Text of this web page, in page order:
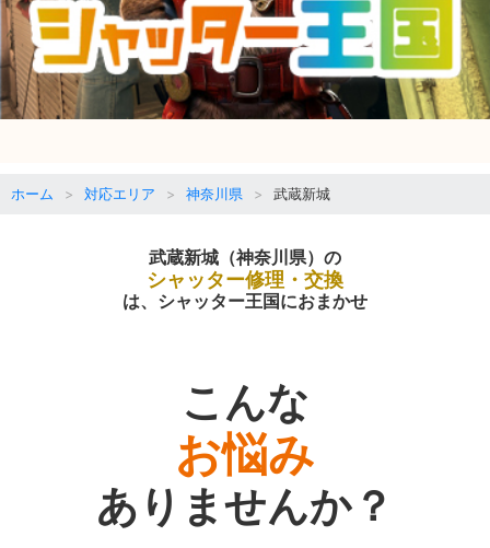
ホーム 対応エリア 神奈川県 武蔵新城
武蔵新城（神奈川県）の
シャッター修理・交換
は、シャッター王国におまかせ
こんな
お悩み
ありませんか？